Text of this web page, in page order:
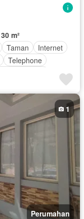
30 m²
Taman
Internet
Telephone
Perumahan
1